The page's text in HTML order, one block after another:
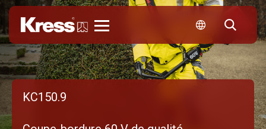
KC150.9